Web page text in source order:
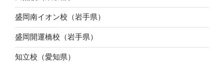
盛岡南イオン校（岩手県）
盛岡開運橋校（岩手県）
知立校（愛知県）